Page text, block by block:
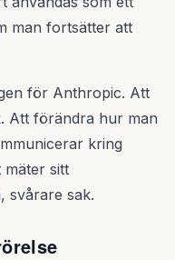
man fortsätter att
för Anthropic. Att
Att förändra hur man
kring
sitt
svårare sak.